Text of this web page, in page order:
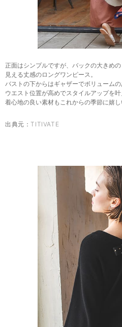
正面はシンプルですが、バックの大きめ
見える丈感のロングワンピース。
バストの下からはギャザーでボリューム
ウエスト位置が高めでスタイルアップを叶
着心地の良い素材もこれからの季節に嬉し
出典元：TITIVATE